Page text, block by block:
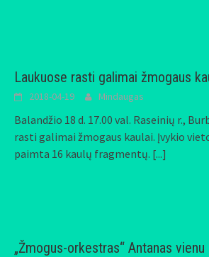
Laukuose rasti galimai žmogaus
2018-04-19 Mindaugas
Balandžio 18 d. 17.00 val. Raseinių r.,
rasti galimai žmogaus kaulai. Įvykio
paimta 16 kaulų fragmentų. [...]
„Žmogus-orkestras“ Antanas